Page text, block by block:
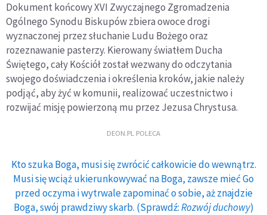
Dokument końcowy XVI Zwyczajnego Zgromadzenia
Ogólnego Synodu Biskupów zbiera owoce drogi
wyznaczonej przez słuchanie Ludu Bożego oraz
rozeznawanie pasterzy. Kierowany światłem Ducha
Świętego, cały Kościół został wezwany do odczytania
swojego doświadczenia i określenia kroków, jakie należy
podjąć, aby żyć w komunii, realizować uczestnictwo i
rozwijać misję powierzoną mu przez Jezusa Chrystusa.
DEON.PL POLECA
Kto szuka Boga, musi się zwrócić całkowicie do wewnątrz.
Musi się wciąż ukierunkowywać na Boga, zawsze mieć Go
przed oczyma i wytrwale zapominać o sobie, aż znajdzie
Boga, swój prawdziwy skarb. (Sprawdź:Rozwój duchowy)